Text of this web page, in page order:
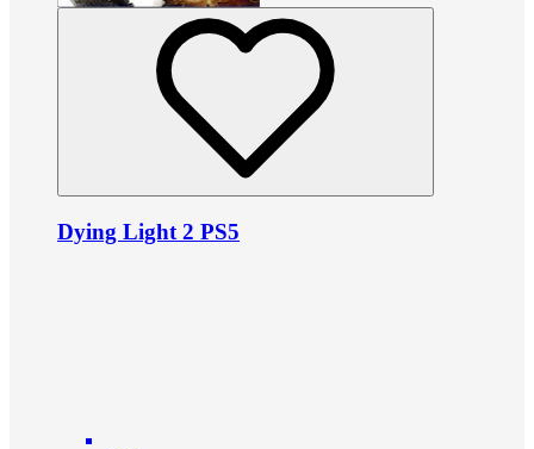
Dying Light 2 PS5